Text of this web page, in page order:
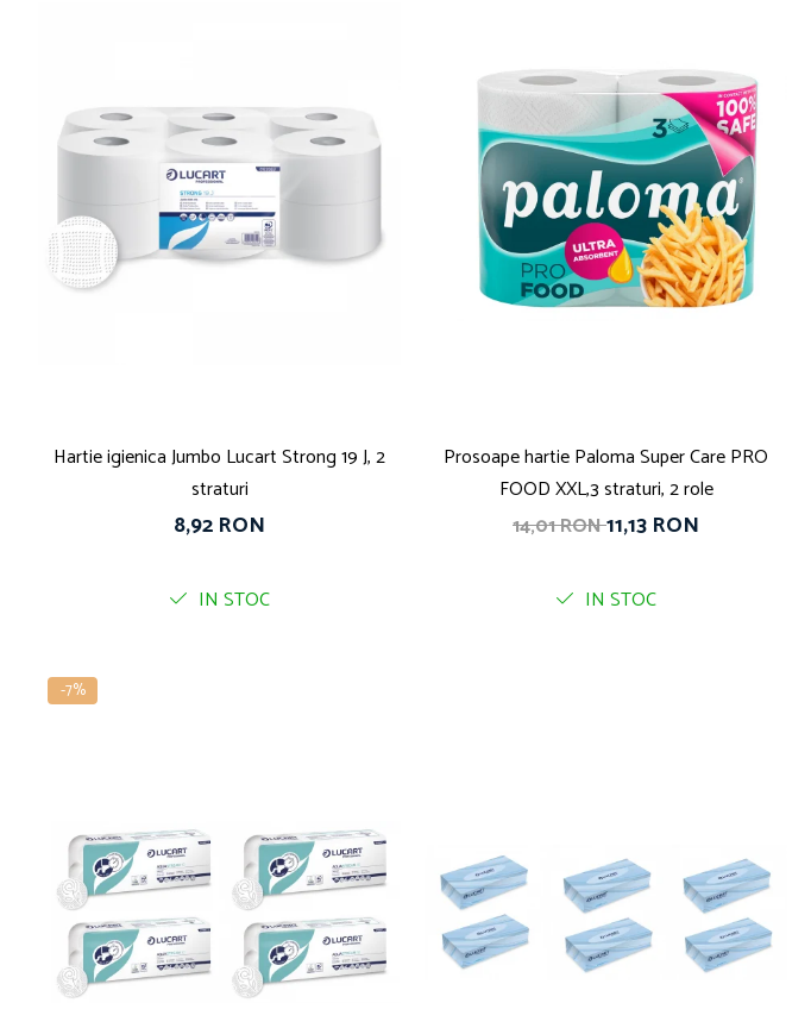
Solutii curatat covoare
Solutii curtare universala
Solutii intretiner mobila
Hartie igienica Jumbo Lucart Strong 19 J, 2
straturi
8,92 RON
IN STOC
Prosoape hartie Paloma Super Care PRO
FOOD XXL,3 straturi, 2 role
14,01 RON11,13 RON
IN STOC
-7%